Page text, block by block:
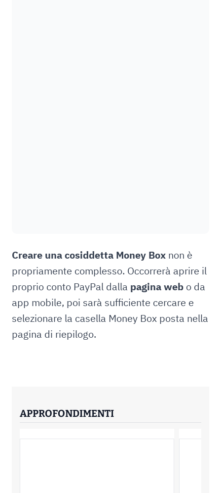
Creare una cosiddetta Money Box non è
propriamente complesso. Occorrerà aprire il
proprio conto PayPal dalla pagina web o da
app mobile, poi sarà sufficiente cercare e
selezionare la casella Money Box posta nella
pagina di riepilogo.
APPROFONDIMENTI